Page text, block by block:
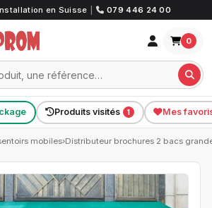
en Suisse 079 446 24 00
0
Produits visités 1 Mes
mobiles›Distributeur brochures 2 bacs